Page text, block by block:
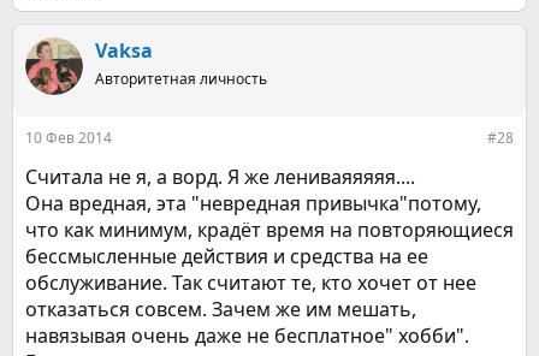
Vaksa
Авторитетная личность
10 Фев 2014 #28
Считала не я, а ворд. Я же лениваяяяяя....
Она вредная, эта "невредная привычка"потому,
что как минимум, крадёт время на повторяющиеся
бессмысленные действия и средства на ее
обслуживание. Так считают те, кто хочет от нее
отказаться совсем. Зачем же им мешать,
навязывая очень даже не бесплатное" хобби".